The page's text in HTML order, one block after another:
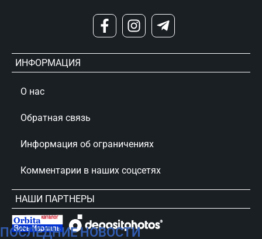
ПОСЛЕДНИЕ НОВОСТИ
ИНФОРМАЦИЯ
О нас
Обратная связь
Информация об ограничениях
Комментарии в наших соцсетях
НАШИ ПАРТНЕРЫ